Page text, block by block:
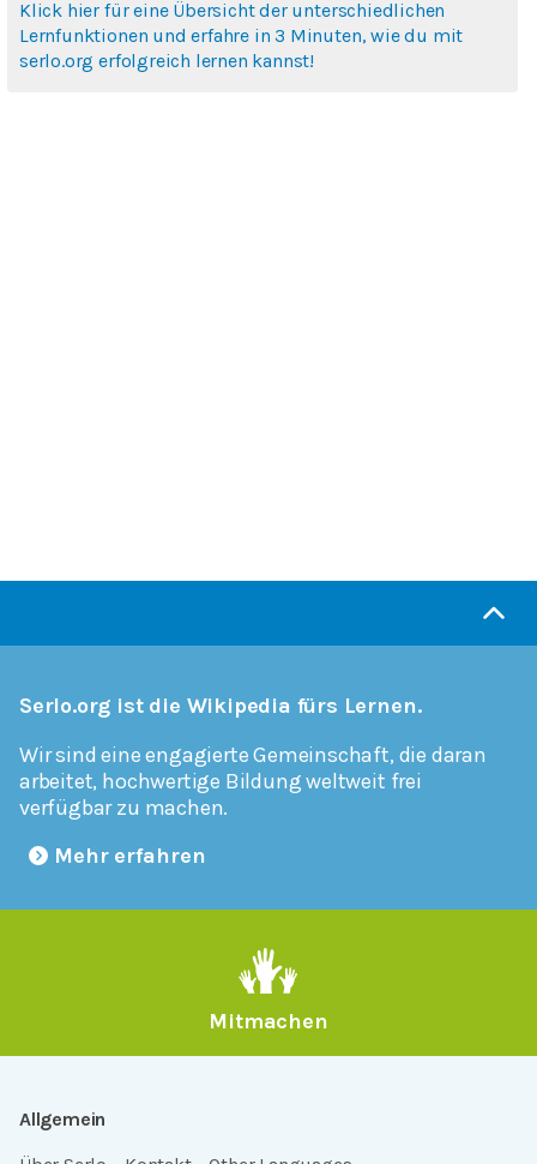
Klick hier für eine Übersicht der unterschiedlichen
Lernfunktionen und erfahre in 3 Minuten, wie du mit
serlo.org erfolgreich lernen kannst!
Serlo.org ist die Wikipedia fürs Lernen.
Wir sind eine engagierte Gemeinschaft, die daran
arbeitet, hochwertige Bildung weltweit frei
verfügbar zu machen.
Mehr erfahren
Mitmachen
Allgemein